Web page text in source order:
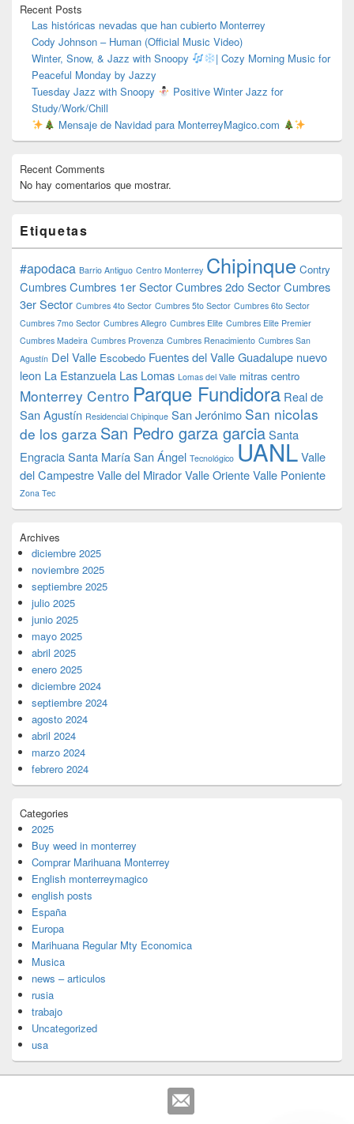
Recent Posts
Las históricas nevadas que han cubierto Monterrey
Cody Johnson – Human (Official Music Video)
Winter, Snow, & Jazz with Snoopy
| Cozy Morning Music for
Peaceful Monday by Jazzy
Tuesday Jazz with Snoopy
Positive Winter Jazz for
Study/Work/Chill
Mensaje de Navidad para MonterreyMagico.com
Recent Comments
No hay comentarios que mostrar.
Etiquetas
#apodaca Barrio Antiguo Centro Monterrey Chipinque Contry
CumbresCumbres 1er SectorCumbres 2do SectorCumbres
3er Sector Cumbres 4to Sector Cumbres 5to Sector Cumbres 6to Sector
Cumbres 7mo Sector Cumbres Allegro Cumbres Elite Cumbres Elite Premier
Cumbres Madeira Cumbres Provenza Cumbres Renacimiento Cumbres San
Agustín Del Valle Escobedo Fuentes del ValleGuadalupe nuevo
leon La Estanzuela Las Lomas Lomas del Valle mitras centro
Monterrey Centro Parque Fundidora Real de
San Agustín Residencial Chipinque San Jerónimo San nicolas
de los garza San Pedro garza garciaSanta
EngraciaSanta MaríaSan Ángel Tecnológico UANLValle
del CampestreValle del MiradorValle OrienteValle Poniente
Zona Tec
Archives
diciembre 2025
noviembre 2025
septiembre 2025
julio 2025
junio 2025
mayo 2025
abril 2025
enero 2025
diciembre 2024
septiembre 2024
agosto 2024
abril 2024
marzo 2024
febrero 2024
Categories
2025
Buy weed in monterrey
Comprar Marihuana Monterrey
English monterreymagico
english posts
España
Europa
Marihuana Regular Mty Economica
Musica
news – articulos
rusia
trabajo
Uncategorized
usa